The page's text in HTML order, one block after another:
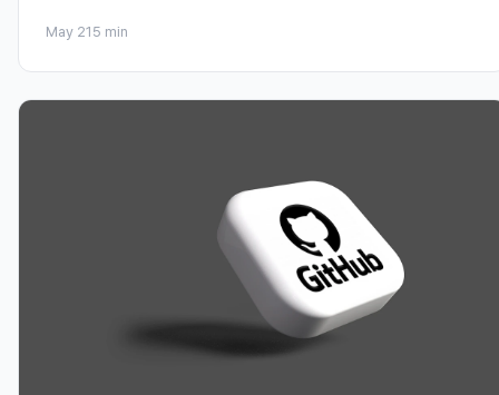
May 21 5 min